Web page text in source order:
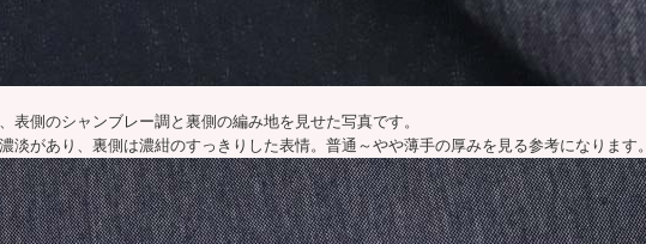
表側のシャンブレー調と裏側の編み地を見せた写真です。
淡があり、裏側は濃紺のすっきりした表情。普通～やや薄手の厚みを見る参考になります。